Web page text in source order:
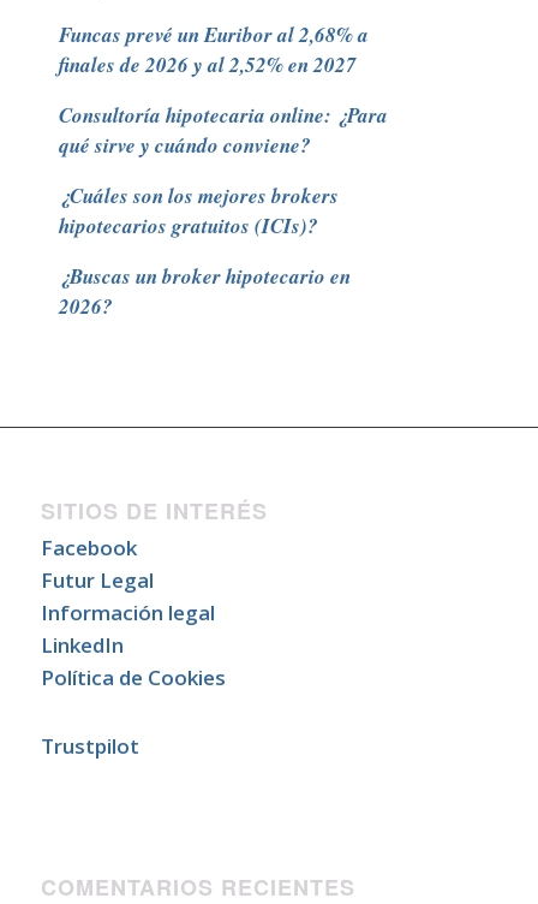
Funcas prevé un Euribor al 2,68% a
finales de 2026 y al 2,52% en 2027
Consultoría hipotecaria online: ¿Para
qué sirve y cuándo conviene?
¿Cuáles son los mejores brokers
hipotecarios gratuitos (ICIs)?
¿Buscas un broker hipotecario en
2026?
SITIOS DE INTERÉS
Facebook
Futur Legal
Información legal
LinkedIn
Política de Cookies
Trustpilot
COMENTARIOS RECIENTES